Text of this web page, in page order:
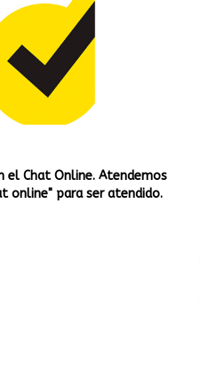
el Chat Online. Atendemos
online" para ser atendido.